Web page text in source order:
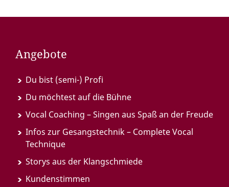
Angebote
Du bist (semi-) Profi
Du möchtest auf die Bühne
Vocal Coaching – Singen aus Spaß an der Freude
Infos zur Gesangstechnik – Complete Vocal
Technique
Storys aus der Klangschmiede
Kundenstimmen